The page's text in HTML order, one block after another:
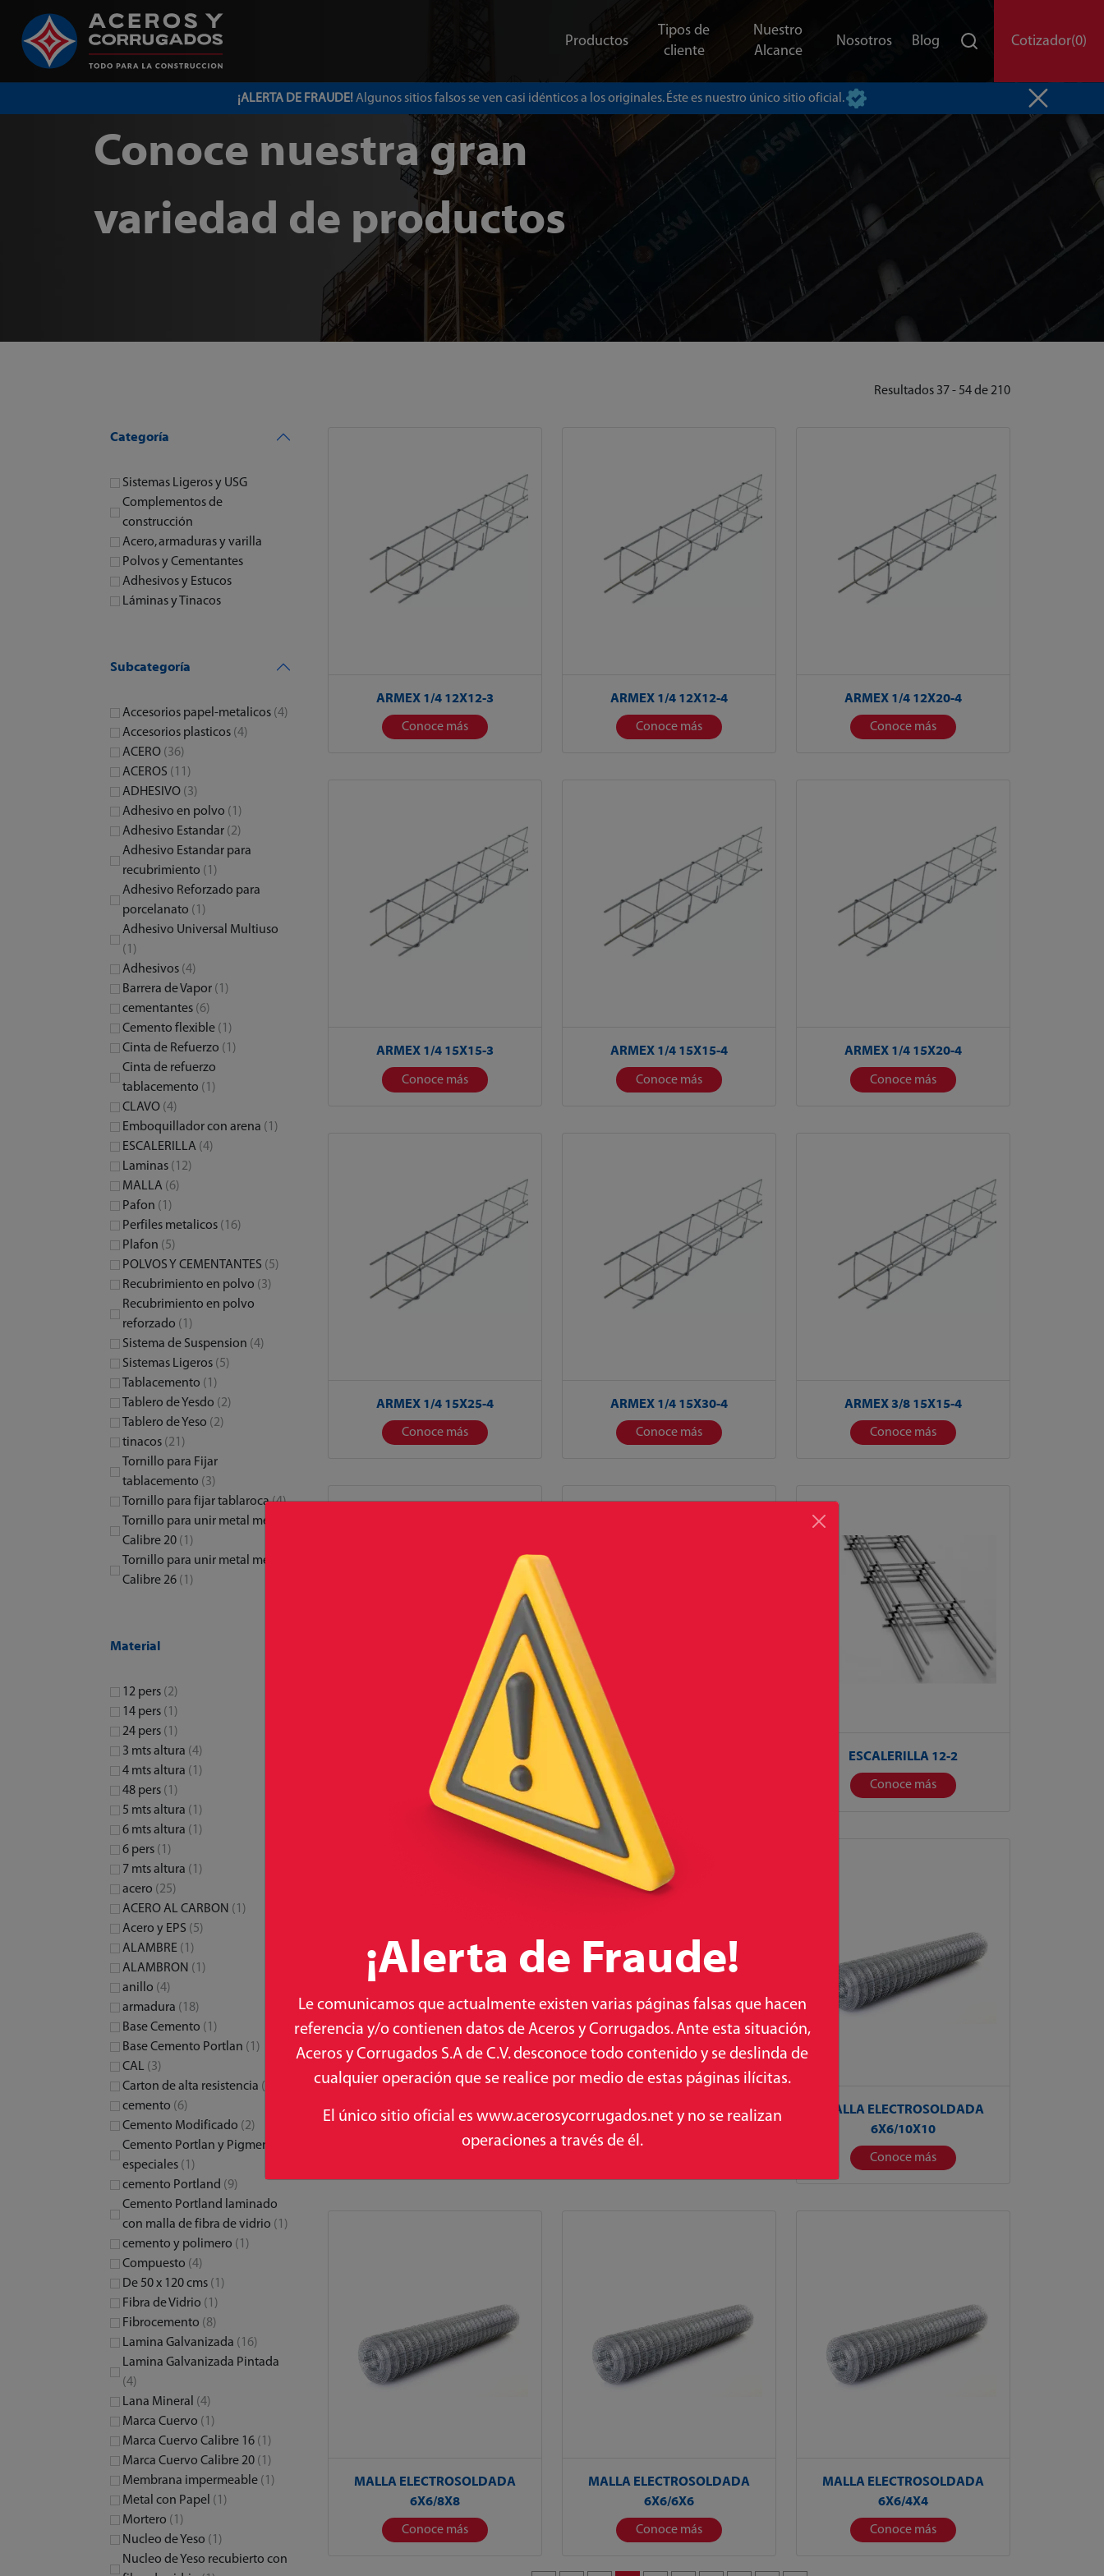
Productos
Tipos de
cliente
Nuestro
Alcance
Nosotros Blog Cotizador(0)
¡ALERTA DE FRAUDE!Algunos sitios falsos se ven casi idénticos a los originales. Éste es nuestro único sitio oficial.
Conoce nuestra gran
variedad de productos
Resultados 37 - 54 de 210
Categoría
Sistemas Ligeros y USG
Complementos de
construcción
Acero, armaduras y varilla
Polvos y Cementantes
Adhesivos y Estucos
Láminas y Tinacos
Subcategoría
Accesorios papel-metalicos (4)
Accesorios plasticos (4)
ACERO (36)
ACEROS (11)
ADHESIVO (3)
Adhesivo en polvo (1)
Adhesivo Estandar (2)
Adhesivo Estandar para
recubrimiento (1)
Adhesivo Reforzado para
porcelanato (1)
Adhesivo Universal Multiuso
(1)
Adhesivos (4)
Barrera de Vapor (1)
cementantes (6)
Cemento flexible (1)
Cinta de Refuerzo (1)
Cinta de refuerzo
tablacemento (1)
CLAVO (4)
Emboquillador con arena (1)
ESCALERILLA (4)
Laminas (12)
MALLA (6)
Pafon (1)
Perfiles metalicos (16)
Plafon (5)
POLVOS Y CEMENTANTES (5)
Recubrimiento en polvo (3)
Recubrimiento en polvo
reforzado (1)
Sistema de Suspension (4)
Sistemas Ligeros (5)
Tablacemento (1)
Tablero de Yesdo (2)
Tablero de Yeso (2)
tinacos (21)
Tornillo para Fijar
tablacemento (3)
Tornillo para fijar tablaroca(4)
Tornillo para unir metal metal
Calibre 20 (1)
Tornillo para unir metal metal
Calibre 26 (1)
Material
12 pers (2)
14 pers (1)
24 pers (1)
3 mts altura (4)
4 mts altura (1)
48 pers (1)
5 mts altura (1)
6 mts altura (1)
6 pers (1)
7 mts altura (1)
acero (25)
ACERO AL CARBON (1)
Acero y EPS (5)
ALAMBRE (1)
ALAMBRON (1)
anillo (4)
armadura (18)
Base Cemento (1)
Base Cemento Portlan (1)
CAL (3)
Carton de alta resistencia (1)
cemento (6)
Cemento Modificado (2)
Cemento Portlan y Pigmentos
especiales (1)
cemento Portland (9)
Cemento Portland laminado
con malla de fibra de vidrio (1)
cemento y polimero (1)
Compuesto (4)
De 50 x 120 cms (1)
Fibra de Vidrio (1)
Fibrocemento (8)
Lamina Galvanizada (16)
Lamina Galvanizada Pintada
(4)
Lana Mineral (4)
Marca Cuervo (1)
Marca Cuervo Calibre 16 (1)
Marca Cuervo Calibre 20 (1)
Membrana impermeable (1)
Metal con Papel (1)
Mortero (1)
Nucleo de Yeso (1)
Nucleo de Yeso recubierto con
ARMEX 1/4 12X12-3
Conoce más
ARMEX 1/4 12X12-4
Conoce más
ARMEX 1/4 12X20-4
Conoce más
ARMEX 1/4 15X15-3
Conoce más
ARMEX 1/4 15X15-4
Conoce más
ARMEX 1/4 15X20-4
Conoce más
ARMEX 1/4 15X25-4
Conoce más
ARMEX 1/4 15X30-4
Conoce más
ARMEX 3/8 15X15-4
Conoce más
ARMEX 3/8 15X20-4
Conoce más
ESCALERILLA 10-2
Conoce más
ESCALERILLA 12-2
Conoce más
ESCALERILLA 15-2
Conoce más
ESCALERILLA 20-2
Conoce más
MALLA ELECTROSOLDADA
6X6/10X10
Conoce más
MALLA ELECTROSOLDADA
6X6/8X8
Conoce más
MALLA ELECTROSOLDADA
6X6/6X6
Conoce más
MALLA ELECTROSOLDADA
6X6/4X4
Conoce más
¡Alerta de Fraude!
Le comunicamos que actualmente existen varias páginas falsas que hacen
referencia y/o contienen datos de Aceros y Corrugados. Ante esta situación,
Aceros y Corrugados S.A de C.V. desconoce todo contenido y se deslinda de
cualquier operación que se realice por medio de estas páginas ilícitas.
El único sitio oficial es www.acerosycorrugados.net y no se realizan
operaciones a través de él.